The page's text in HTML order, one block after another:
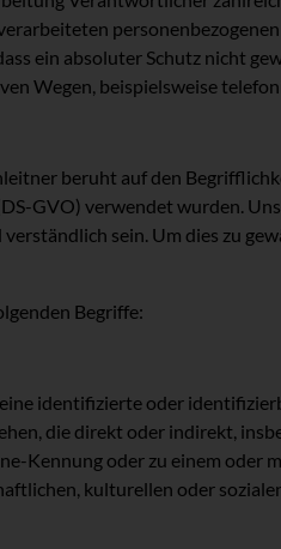
ein absoluter Schutz nicht
Wegen, beispielsweise
beruht auf den
GVO) verwendet wurden.
sein. Um dies zu
Begriffe:
identifizierte oder
die direkt oder indirekt,
Kennung oder zu einem oder
kulturellen oder